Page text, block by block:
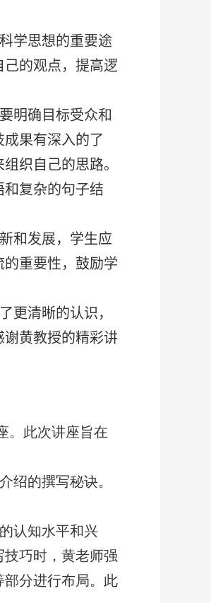
学思想的重要途
的观点，提高逻
明确目标受众和
果有深入的了
织自己的思路。
复杂的句子结
和发展，学生应
重要性，鼓励学
更清晰的认识，
黄教授的精彩讲
。此次讲座旨在
绍的撰写秘诀。
认知水平和兴
巧时，黄老师强
分进行布局。此